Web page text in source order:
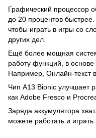
Графический процессор
до 20 процентов
чтобы играть в игры со
других дел.
Ещё более мощная
работу функций, в
Например, Онлайн‑текст
Чип A13 Bionic улучшает
как Adobe Fresco и
Заряда аккумулятора
можете работать и